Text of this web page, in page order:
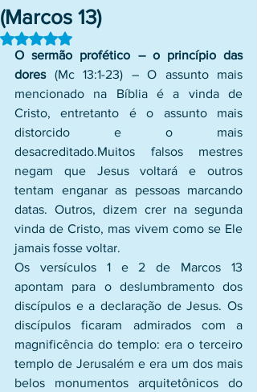
(Marcos 13)
Avaliado com NaN de 5 estrelas.
O sermão profético – o princípio das
dores (Mc 13:1-23) – O assunto mais
mencionado na Bíblia é a vinda de
Cristo, entretanto é o assunto mais
distorcido e o mais
desacreditado.Muitos falsos mestres
negam que Jesus voltará e outros
tentam enganar as pessoas marcando
datas. Outros, dizem crer na segunda
vinda de Cristo, mas vivem como se Ele
jamais fosse voltar.
Os versículos 1 e 2 de Marcos 13
apontam para o deslumbramento dos
discípulos e a declaração de Jesus. Os
discípulos ficaram admirados com a
magnificência do templo: era o terceiro
templo de Jerusalém e era um dos mais
belos monumentos arquitetônicos do